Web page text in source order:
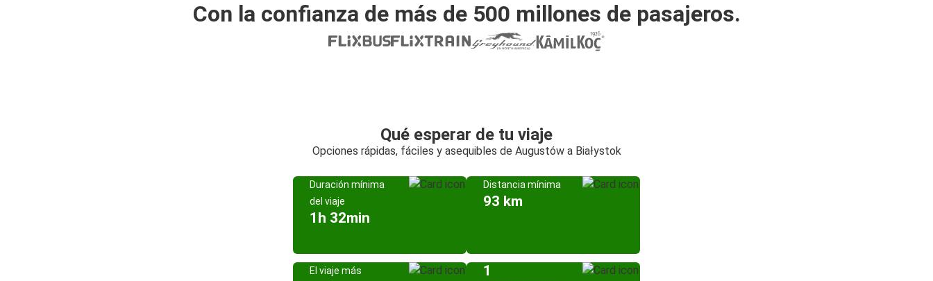
Con la confianza de más de 500 millones de pasajeros.
Qué esperar de tu viaje
Opciones rápidas, fáciles y asequibles de Augustów a Białystok
Duración mínima
del viaje
1h 32min
Distancia mínima
93 km
El viaje más
1